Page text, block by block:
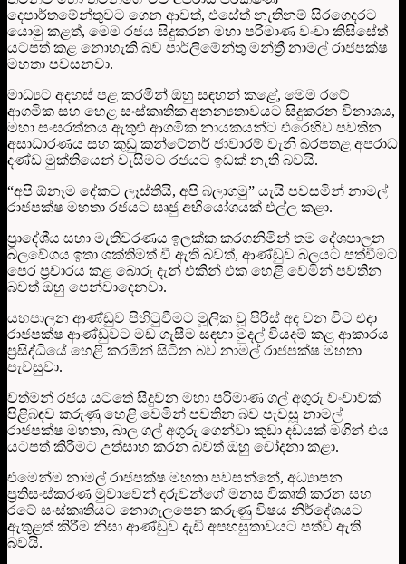
දෙපාර්තමේන්තුවට ගෙන ආවත්, එසේත් නැතිනම් සිරගෙදරට
යොමු කළත්, මෙම රජය සිදුකරන මහා පරිමාණ වංචා කිසිසේත්
යටපත් කළ නොහැකි බව පාර්ලිමේන්තු මන්ත්‍රී නාමල් රාජපක්ෂ
මහතා පවසනවා.
මාධ්‍යට අදහස් පළ කරමින් ඔහු සඳහන් කළේ, මෙම රටේ
ආගමික සහ හෙළ සංස්කෘතික අනන්‍යතාවයට සිදුකරන විනාශය,
මහා සංඝරත්නය ඇතුළු ආගමික නායකයන්ට එරෙහිව පවතින
අසාධාරණය සහ කුඩු කන්ටේනර් ජාවාරම් වැනි බරපතළ අපරාධ
දණ්ඩ මුක්තියෙන් වැසීමට රජයට ඉඩක් නැති බවයි.
“අපි ඕනෑම දේකට ලෑස්තියි, අපි බලාගමු” යැයි පවසමින් නාමල්
රාජපක්ෂ මහතා රජයට සෘජු අභියෝගයක් එල්ල කළා.
ප්‍රාදේශීය සභා මැතිවරණය ඉලක්ක කරගනිමින් තම දේශපාලන
බලවේගය ඉතා ශක්තිමත් වී ඇති බවත්, ආණ්ඩුව බලයට පත්වීමට
පෙර ප්‍රචාරය කළ බොරු දැන් එකින් එක හෙළි වෙමින් පවතින
බවත් ඔහු පෙන්වාදෙනවා.
යහපාලන ආණ්ඩුව පිහිටුවීමට මූලික වූ පිරිස් අද වන විට එදා
රාජපක්ෂ ආණ්ඩුවට මඩ ගැසීම සඳහා මුදල් වියදම් කළ ආකාරය
ප්‍රසිද්ධියේ හෙළි කරමින් සිටින බව නාමල් රාජපක්ෂ මහතා
පැවසුවා.
වත්මන් රජය යටතේ සිදුවන මහා පරිමාණ ගල් අගුරු වංචාවක්
පිළිබඳව කරුණු හෙළි වෙමින් පවතින බව පැවසූ නාමල්
රාජපක්ෂ මහතා, බාල ගල් අගුරු ගෙන්වා කුඩා දඩයක් මගින් එය
යටපත් කිරීමට උත්සාහ කරන බවත් ඔහු චෝදනා කළා.
එමෙන්ම නාමල් රාජපක්ෂ මහතා පවසන්නේ, අධ්‍යාපන
ප්‍රතිසංස්කරණ මුවාවෙන් දරුවන්ගේ මනස විකෘති කරන සහ
රටේ සංස්කෘතියට නොගැලපෙන කරුණු විෂය නිර්දේශයට
ඇතුළත් කිරීම නිසා ආණ්ඩුව දැඩි අපහසුතාවයට පත්ව ඇති
බවයි.